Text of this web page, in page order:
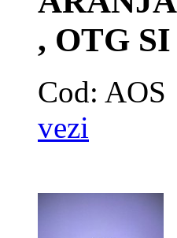
, OTG
Cod: AOS
vezi